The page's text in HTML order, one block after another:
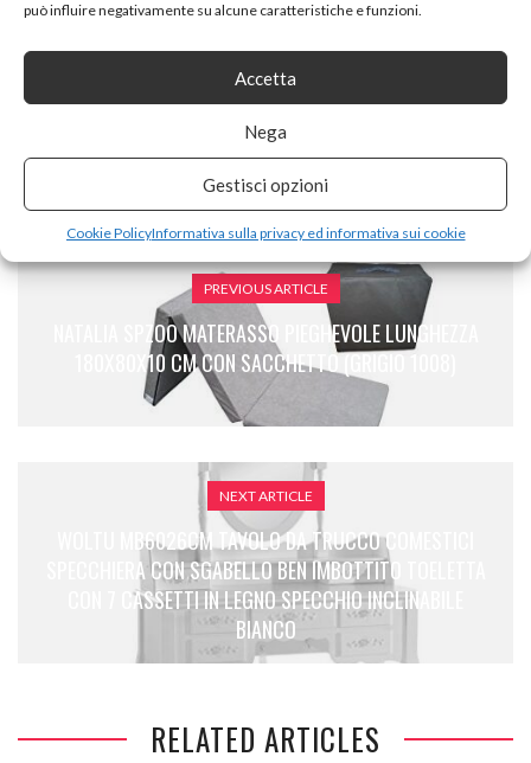
può influire negativamente su alcune caratteristiche e funzioni.
Accetta
Nega
Gestisci opzioni
Cookie PolicyInformativa sulla privacy ed informativa sui cookie
SHARE ON
PREVIOUS ARTICLE
NATALIA SPZOO MATERASSO PIEGHEVOLE LUNGHEZZA
180X80X10 CM CON SACCHETTO (GRIGIO 1008)
NEXT ARTICLE
WOLTU MB6026CM TAVOLO DA TRUCCO COMESTICI
SPECCHIERA CON SGABELLO BEN IMBOTTITO TOELETTA
CON 7 CASSETTI IN LEGNO SPECCHIO INCLINABILE
BIANCO
RELATED ARTICLES